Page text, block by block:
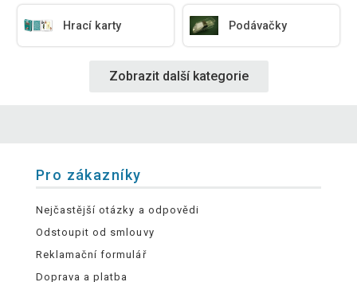
Hrací karty Podávačky
Zobrazit další kategorie
Pro zákazníky
Nejčastější otázky a odpovědi
Odstoupit od smlouvy
Reklamační formulář
Doprava a platba